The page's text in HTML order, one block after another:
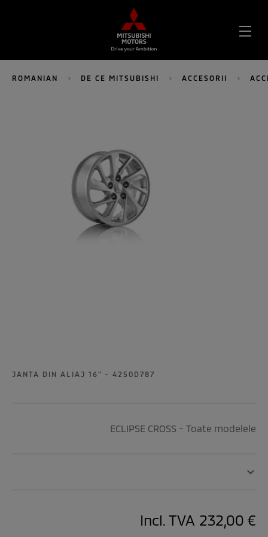
ROMANIAN DE CE MITSUBISHI ACCESORII
JANTA DIN ALIAJ 16" - 4250D787
ECLIPSE CROSS - Toate modelele
Incl. TVA 232,00 €